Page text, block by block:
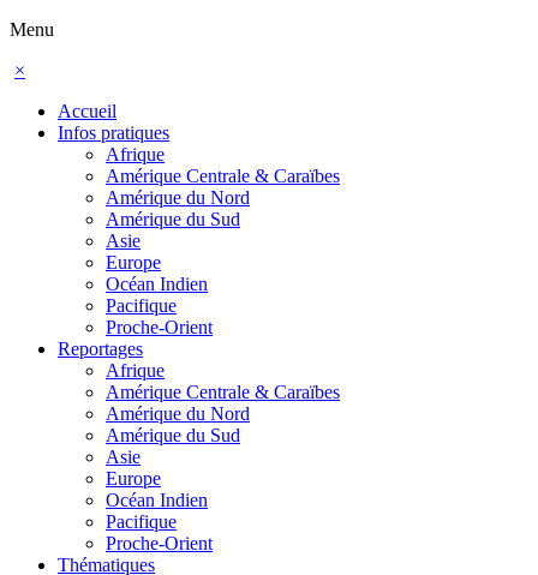
Menu
×
Accueil
Infos pratiques
Afrique
Amérique Centrale & Caraïbes
Amérique du Nord
Amérique du Sud
Asie
Europe
Océan Indien
Pacifique
Proche-Orient
Reportages
Afrique
Amérique Centrale & Caraïbes
Amérique du Nord
Amérique du Sud
Asie
Europe
Océan Indien
Pacifique
Proche-Orient
Thématiques